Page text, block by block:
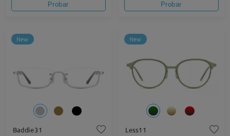
Probar Probar
New
Baddie31
New
Less11